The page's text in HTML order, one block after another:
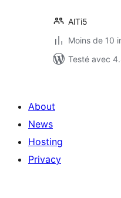
AlTi5
Moins de 10
Testé avec
About
News
Hosting
Privacy